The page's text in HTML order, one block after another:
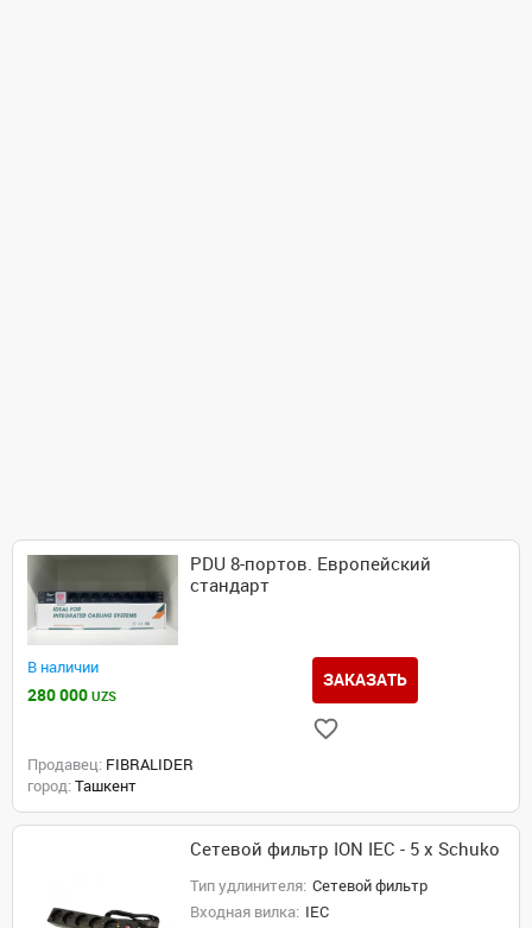
PDU 8‑портов. Европейский
стандарт
В наличии
280 000 UZS
ЗАКАЗАТЬ
Продавец: FIBRALIDER
город: Ташкент
Сетевой фильтр ION IEC - 5 x Schuko
Тип удлинителя: Сетевой фильтр
Входная вилка: IEC